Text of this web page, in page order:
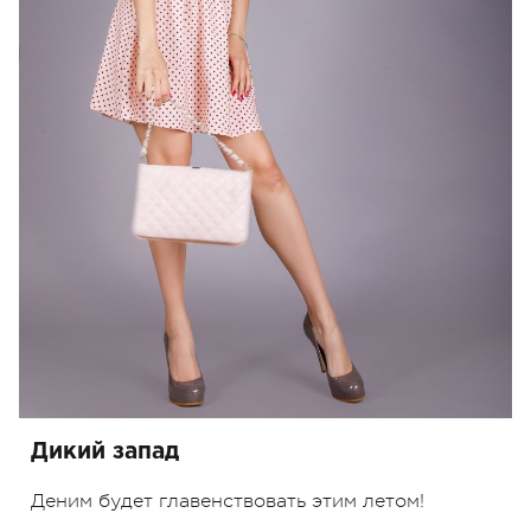
Дикий запад
Деним будет главенствовать этим летом!